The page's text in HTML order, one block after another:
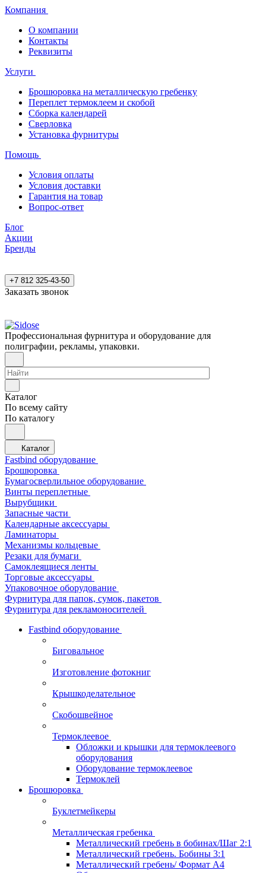
Компания
О компании
Контакты
Реквизиты
Услуги
Брошюровка на металлическую гребенку
Переплет термоклеем и скобой
Сборка календарей
Сверловка
Установка фурнитуры
Помощь
Условия оплаты
Условия доставки
Гарантия на товар
Вопрос-ответ
Блог
Акции
Бренды
+7 812 325-43-50
Заказать звонок
Профессиональная фурнитура и оборудование для
полиграфии, рекламы, упаковки.
Каталог
По всему сайту
По каталогу
Каталог
Fastbind оборудование
Брошюровка
Бумагосверлильное оборудование
Винты переплетные
Вырубщики
Запасные части
Календарные аксессуары
Ламинаторы
Механизмы кольцевые
Резаки для бумаги
Самоклеящиеся ленты
Торговые аксессуары
Упаковочное оборудование
Фурнитура для папок, сумок, пакетов
Фурнитура для рекламоносителей
Fastbind оборудование
Биговальное
Изготовление фотокниг
Крышкоделательное
Скобошвейное
Термоклеевое
Обложки и крышки для термоклеевого
оборудования
Оборудование термоклеевое
Термоклей
Брошюровка
Буклетмейкеры
Металлическая гребенка
Металлический гребень в бобинах/Шаг 2:1
Металлический гребень. Бобины 3:1
Металлический гребень/ Формат А4